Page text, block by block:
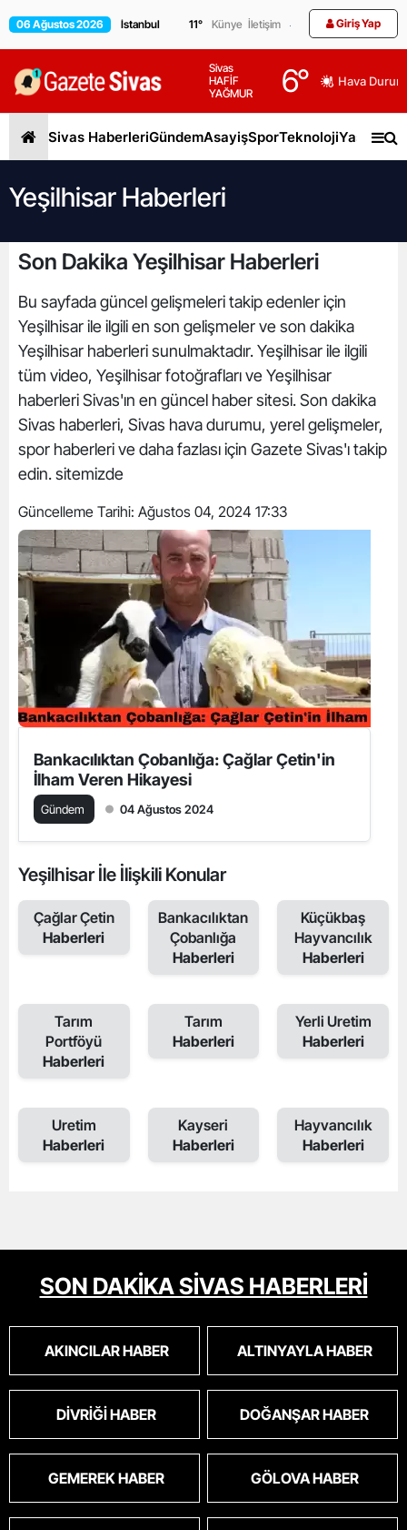
06 Ağustos 2026 11° Künye İletişim Giriş Yap
Sivas
HAFİF
YAĞMUR
6° Hava
Sivas HaberleriGündemAsayişSporTeknolojiYaşam
Yeşilhisar Haberleri
Son Dakika Yeşilhisar Haberleri
Bu sayfada güncel gelişmeleri takip edenler için
Yeşilhisar ile ilgili en son gelişmeler ve son dakika
Yeşilhisar haberleri sunulmaktadır. Yeşilhisar ile ilgili
tüm video, Yeşilhisar fotoğrafları ve Yeşilhisar
haberleri Sivas'ın en güncel haber sitesi. Son dakika
Sivas haberleri, Sivas hava durumu, yerel gelişmeler,
spor haberleri ve daha fazlası için Gazete Sivas'ı takip
edin. sitemizde
Güncelleme Tarihi: Ağustos 04, 2024 17:33
Bankacılıktan Çobanlığa: Çağlar Çetin'in
İlham Veren Hikayesi
Gündem 04 Ağustos 2024
Yeşilhisar İle İlişkili Konular
Çağlar Çetin
Haberleri
Bankacılıktan
Çobanlığa
Haberleri
Küçükbaş
Hayvancılık
Haberleri
Tarım
Portföyü
Haberleri
Tarım
Haberleri
Yerli Uretim
Haberleri
Uretim
Haberleri
Kayseri
Haberleri
Hayvancılık
Haberleri
SON DAKİKA SİVAS HABERLERİ
AKINCILAR HABER ALTINYAYLA HABER
DIVRIĞI HABER DOĞANŞAR HABER
GEMEREK HABER GÖLOVA HABER